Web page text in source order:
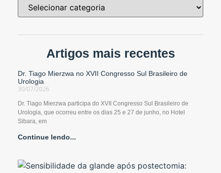
Artigos mais recentes
Dr. Tiago Mierzwa no XVII Congresso Sul Brasileiro de
Urologia
30/07/2026
Dr. Tiago Mierzwa participa do XVII Congresso Sul Brasileiro de
Urologia, que ocorreu entre os dias 25 e 27 de junho, no Hotel
Sibara, em
Continue lendo...